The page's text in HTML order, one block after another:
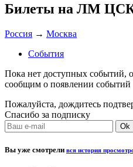
Билеты на ЛМ
Россия → Москва
События
Пока нет доступных событий,
сообщим о появлении событий
Пожалуйста, дождитесь
Спасибо за подписку
Вы уже смотрели вся история